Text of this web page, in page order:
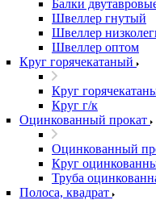
Балки
Швеллер гнутый
Швеллер
Швеллер оптом
Круг горячекатаный
Круг
Круг г/к
Оцинкованный прокат
Оцинкованный
Круг
Труба
Полоса, квадрат